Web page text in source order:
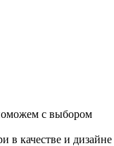
с выбором
в качестве и дизайне